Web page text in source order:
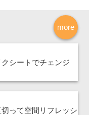
more
シートでチェンジ
って空間リフレッシ